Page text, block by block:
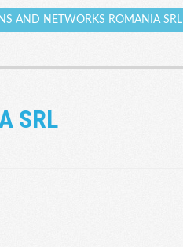
AND NETWORKS ROMANIA SRL
SRL